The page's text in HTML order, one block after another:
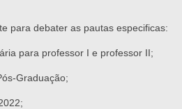
para debater as pautas especificas:
para professor I e professor II;
Graduação;